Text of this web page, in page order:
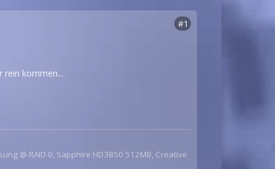
#1
rein kommen...
@ RAID 0, Sapphire HD3850 512MB, Creative